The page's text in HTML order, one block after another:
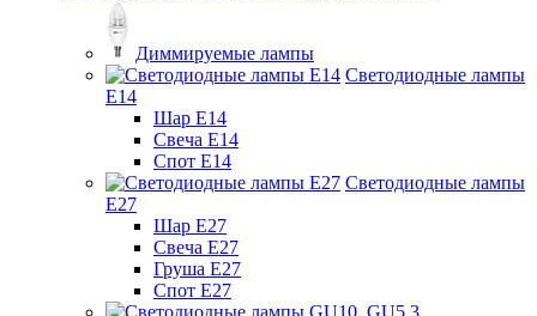
Диммируемые лампы
Светодиодные лампы
Е14
Шар Е14
Свеча Е14
Спот Е14
Светодиодные лампы
Е27
Шар Е27
Свеча Е27
Груша Е27
Спот Е27